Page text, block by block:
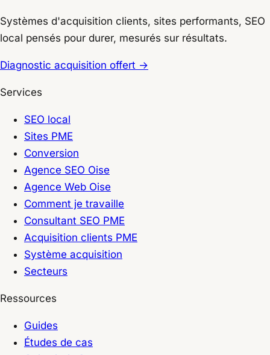
Systèmes d'acquisition clients, sites performants, SEO
local pensés pour durer, mesurés sur résultats.
Diagnostic acquisition offert →
Services
SEO local
Sites PME
Conversion
Agence SEO Oise
Agence Web Oise
Comment je travaille
Consultant SEO PME
Acquisition clients PME
Système acquisition
Secteurs
Ressources
Guides
Études de cas